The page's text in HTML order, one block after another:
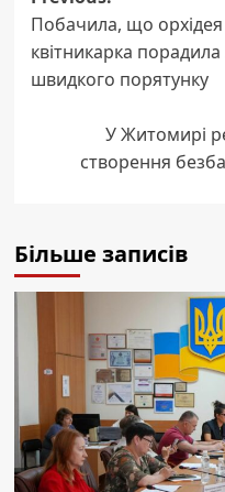
navigation
Побачила, що орхідея
квітникарка
швидкого порятунку
У Житомирі
створення
Більше записів